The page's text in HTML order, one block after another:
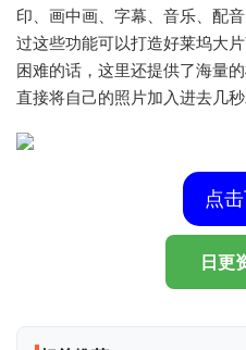
印、画中画、字幕、音乐、配
过这些功能可以打造好莱坞大
困难的话，这里还提供了海量
直接将自己的照片加入进去几秒
点
日更